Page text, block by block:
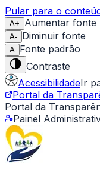
Pular para o
A+ Aumentar fonte
A- Diminuir fonte
A Fonte padrão
Contraste
AcessibilidadeIr
Portal da
Portal da
Painel